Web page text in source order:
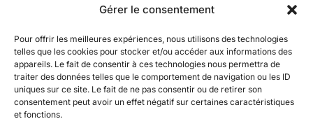
Gérer le consentement
Pour offrir les meilleures expériences, nous utilisons des technologies
telles que les cookies pour stocker et/ou accéder aux informations des
appareils. Le fait de consentir à ces technologies nous permettra de
traiter des données telles que le comportement de navigation ou les ID
uniques sur ce site. Le fait de ne pas consentir ou de retirer son
consentement peut avoir un effet négatif sur certaines caractéristiques
et fonctions.
Horaires d'ouverture :
Lundi - Mercredi - Vendredi : De
08h00 à 12h00
Mardi - Jeudi : De 13h30 à 17h30